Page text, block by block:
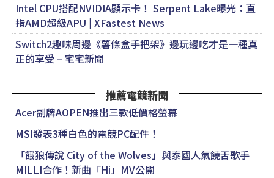
Intel CPU搭配NVIDIA顯示卡！ Serpent Lake曝光：直
指AMD超級APU | XFastest News
Switch2趣味周邊《薯條盒手把架》邊玩邊吃才是一種真
正的享受 – 宅宅新聞
推薦電競新聞
Acer副牌AOPEN推出三款低價格螢幕
MSI發表3種白色的電競PC配件！
「餓狼傳說 City of the Wolves」與泰國人氣饒舌歌手
MILLI合作！新曲「Hi」MV公開